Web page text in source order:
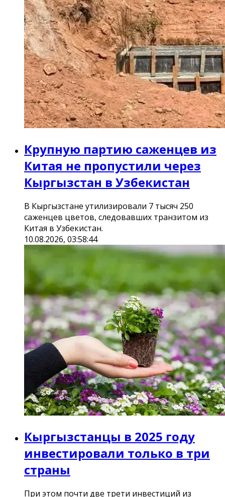
Крупную партию саженцев из
Китая не пропустили через
Кыргызстан в Узбекистан
В Кыргызстане утилизировали 7 тысяч 250
саженцев цветов, следовавших транзитом из
Китая в Узбекистан.
10.08.2026, 03:58:44
Кыргызстанцы в 2025 году
инвестировали только в три
страны
При этом почти две трети инвестиций из